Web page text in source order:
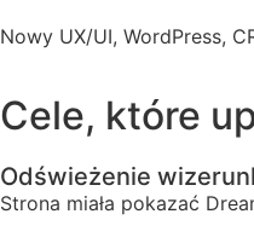
Nowy UX/UI, WordPress,
Cele, które
Odświeżenie
Strona miała pokazać